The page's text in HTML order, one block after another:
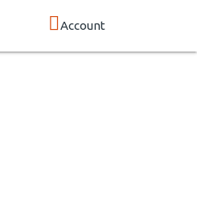
Account